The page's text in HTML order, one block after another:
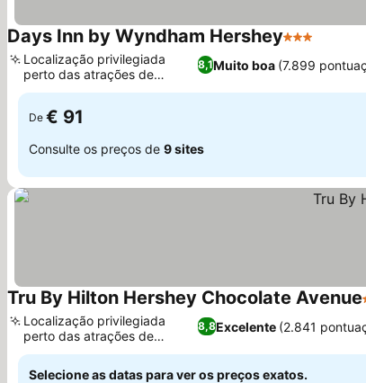
Days Inn by Wyndham Hershey3 Estrelas
8,1Muito boa (7.899
Localização privilegiada
perto das atrações de
Hershey
De € 91
Consulte os preços de 9 sites
Tru By Hilton Hershey Chocolate Avenue
8,8Excelente (2.841
Localização privilegiada
perto das atrações de
Hershey
Selecione as datas para ver os preços exatos.